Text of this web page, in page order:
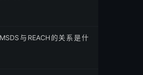
与REACH的关系是什